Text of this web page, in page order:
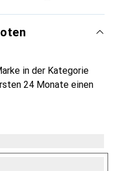
in der Kategorie
24 Monate einen